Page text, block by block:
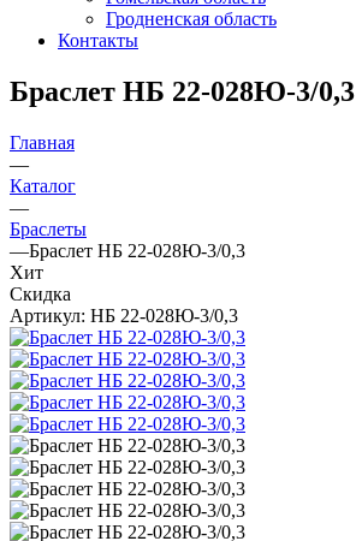
Гродненская область
Контакты
Браслет НБ 22-028Ю-3/0,3
Главная
—
Каталог
—
Браслеты
—Браслет НБ 22-028Ю-3/0,3
Хит
Скидка
Артикул: НБ 22-028Ю-3/0,3